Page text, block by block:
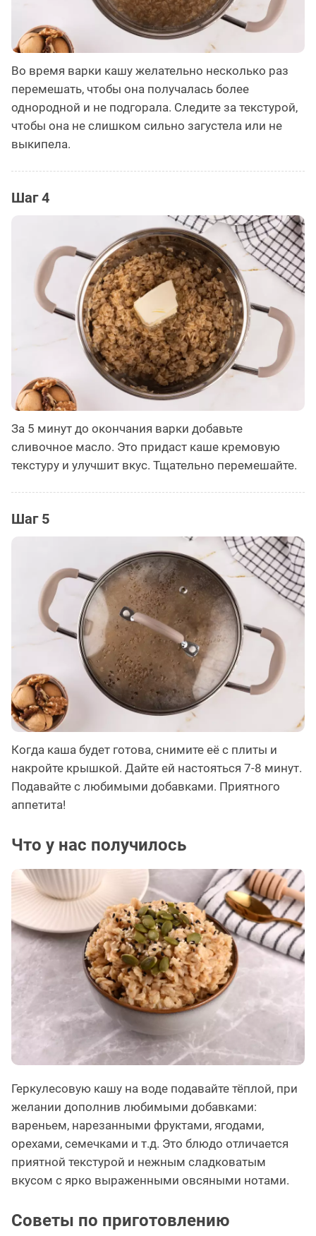
Во время варки кашу желательно несколько раз
перемешать, чтобы она получалась более
однородной и не подгорала. Следите за текстурой,
чтобы она не слишком сильно загустела или не
выкипела.
Шаг 4
За 5 минут до окончания варки добавьте
сливочное масло. Это придаст каше кремовую
текстуру и улучшит вкус. Тщательно перемешайте.
Шаг 5
Когда каша будет готова, снимите её с плиты и
накройте крышкой. Дайте ей настояться 7-8 минут.
Подавайте с любимыми добавками. Приятного
аппетита!
Что у нас получилось
Геркулесовую кашу на воде подавайте тёплой, при
желании дополнив любимыми добавками:
вареньем, нарезанными фруктами, ягодами,
орехами, семечками и т.д. Это блюдо отличается
приятной текстурой и нежным сладковатым
вкусом с ярко выраженными овсяными нотами.
Советы по приготовлению